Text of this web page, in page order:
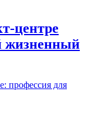
центре
жизненный